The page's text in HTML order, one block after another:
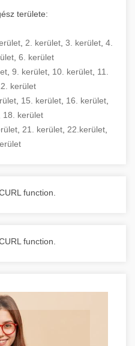
területe:
2. kerület 3. kerület 4.
, 6. kerület
, 9. kerület, 10. kerület, 11.
kerület
15. kerület 16. kerület
18. kerület
21. kerület 22.kerület
function.
function.